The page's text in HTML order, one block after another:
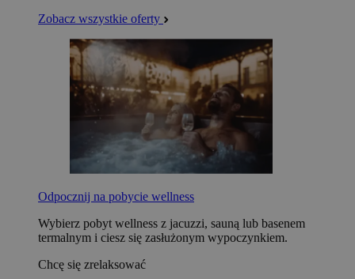
Zobacz wszystkie oferty
Odpocznij na pobycie wellness
Wybierz pobyt wellness z jacuzzi, sauną lub basenem
termalnym i ciesz się zasłużonym wypoczynkiem.
Chcę się zrelaksować